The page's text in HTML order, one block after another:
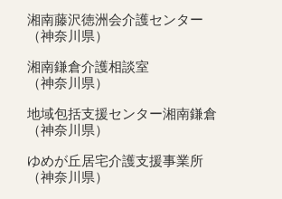
湘南藤沢徳洲会介護センター
（神奈川県）
湘南鎌倉介護相談室
（神奈川県）
地域包括支援センター湘南鎌倉
（神奈川県）
ゆめが丘居宅介護支援事業所
（神奈川県）